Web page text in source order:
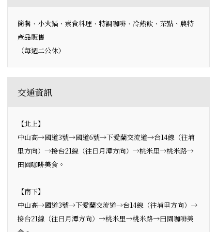
簡餐、小火鍋、素食料理、特調咖啡、冷熱飲、茶點、農特
產品販售
（每週二公休）
交通資訊
【北上】
中山高→國道3號→國道6號→下愛蘭交流道→台14線（往埔
里方向）→接台21線（往日月潭方向）→桃米里→桃米路→
田園咖啡美食。
【南下】
中山高→國道3號→下愛蘭交流道→台14線（往埔里方向）→
接台21線（往日月潭方向）→桃米里→桃米路→田園咖啡美